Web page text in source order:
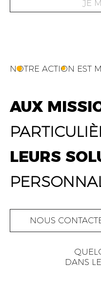
JE
NOTRE ACTION EST
AUX
LEURS
NOUS
DANS